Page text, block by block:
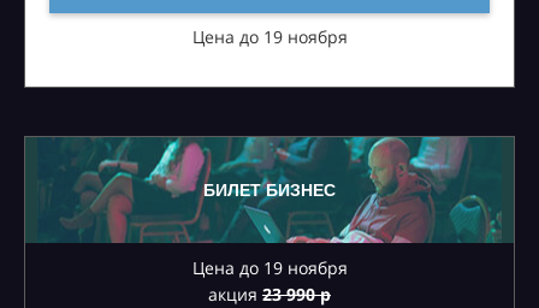
Цена до 19 ноября
БИЛЕТ БИЗНЕС
Цена до 19 ноября
акция 23990 р